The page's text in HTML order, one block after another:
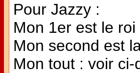
Pour Jazzy :
Mon 1er est le
Mon second est
Mon tout : voir ci-